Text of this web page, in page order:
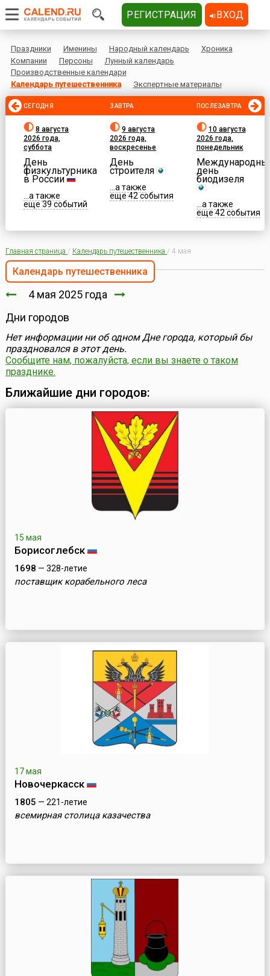
Праздники Именины Народный календарь
Хроника
Компании
Персоны
Лунный календарь
Производственные календари
Календарь путешественника
Экспертные материалы
СЕГОДНЯ
8 августа
2026 года,
суббота
День
физкультурника
в России
...а также
еще 39 событий
ЗАВТРА
9 августа
2026 года,
воскресенье
День
строителя
...а также
еще 42 события
ПОСЛЕЗАВТРА
10 августа
2026 года,
понедельник
день
биодизеля
...а также
еще 42 события
Главная страница / Календарь путешественника / 4 мая
Календарь путешественника
4 мая 2025 года
Дни городов
Нет информации ни об одном Дне города, который бы
праздновался в этот день.
Сообщите нам, пожалуйста, если вы знаете о таком
празднике.
Ближайшие дни городов:
15 мая
Борисоглебск
1698 — 328-летие
поставщик корабельного леса
17 мая
Новочеркасск
1805 — 221-летие
всемирная столица казачества
РЕГИСТРАЦИЯ ВХОД